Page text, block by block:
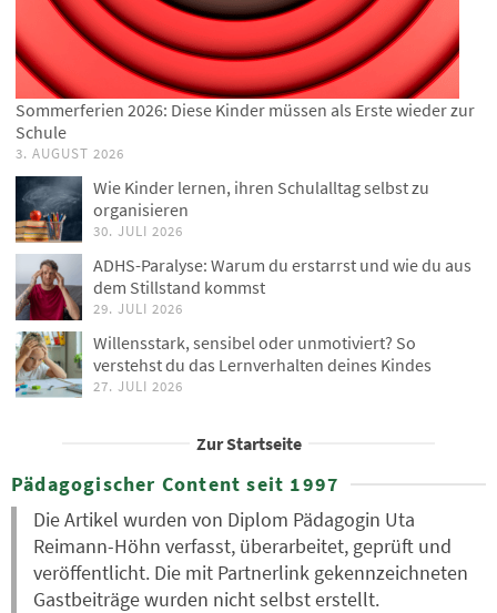
Sommerferien 2026: Diese Kinder müssen als Erste wieder zur
Schule
3. AUGUST 2026
Wie Kinder lernen, ihren Schulalltag selbst zu
organisieren
30. JULI 2026
ADHS-Paralyse: Warum du erstarrst und wie du aus
dem Stillstand kommst
29. JULI 2026
Willensstark, sensibel oder unmotiviert? So
verstehst du das Lernverhalten deines Kindes
27. JULI 2026
Zur Startseite
Pädagogischer Content seit 1997
Die Artikel wurden von Diplom Pädagogin Uta
Reimann-Höhn verfasst, überarbeitet, geprüft und
veröffentlicht. Die mit Partnerlink gekennzeichneten
Gastbeiträge wurden nicht selbst erstellt.